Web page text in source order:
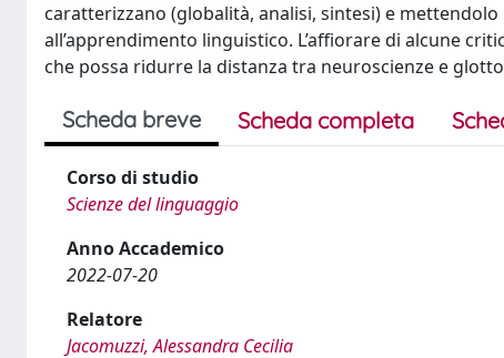
caratterizzano (globalità, analisi, sintesi) e
all’apprendimento linguistico. L’affiorare di alcune
che possa ridurre la distanza tra neuroscienze e
Scheda breve Scheda completa
Corso di studio
Scienze del linguaggio
Anno Accademico
2022-07-20
Relatore
Jacomuzzi, Alessandra Cecilia